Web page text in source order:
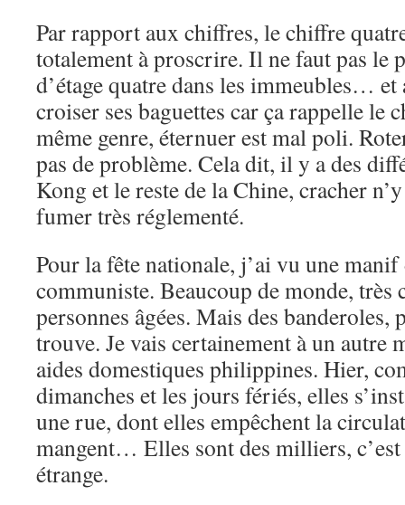
Par rapport aux chiffres, le chiffre
totalement à proscrire. Il ne faut pas le
d’étage quatre dans les immeubles…
croiser ses baguettes car ça rappelle le
même genre, éternuer est mal poli.
pas de problème. Cela dit, il y a des
Kong et le reste de la Chine, cracher
fumer très réglementé.
Pour la fête nationale, j’ai vu une manif
communiste. Beaucoup de monde, très
personnes âgées. Mais des
trouve. Je vais certainement à un autre
aides domestiques philippines. Hier,
dimanches et les jours fériés, elles
une rue, dont elles empêchent la
mangent… Elles sont des milliers,
étrange.